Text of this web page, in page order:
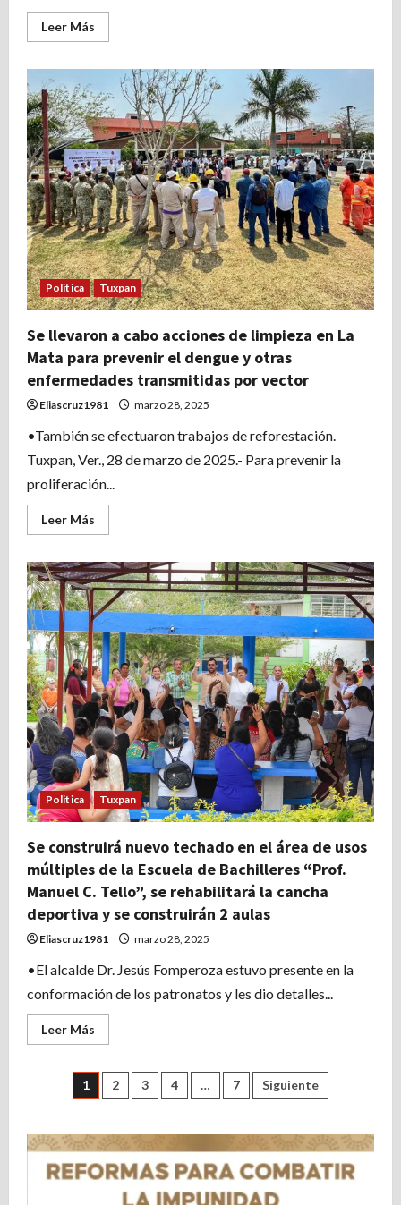
Leer Más
más
CETMAR
N°
20
tendrá
techado,
cancha
deportiva
y
un
aula
CAED.
Ya
se
conformaron
los
comités
de
obras
y
construcción
en
breve
Politica Tuxpan
Se llevaron a cabo acciones de limpieza en La
Mata para prevenir el dengue y otras
enfermedades transmitidas por vector
Eliascruz1981 marzo 28, 2025
•También se efectuaron trabajos de reforestación.
Tuxpan, Ver., 28 de marzo de 2025.- Para prevenir la
proliferación...
Leer Más
más
Se
llevaron
a
cabo
acciones
de
limpieza
en
La
Mata
para
prevenir
el
dengue
y
otras
enfermedades
transmitidas
por
vector
Politica Tuxpan
Se construirá nuevo techado en el área de usos
múltiples de la Escuela de Bachilleres “Prof.
Manuel C. Tello”, se rehabilitará la cancha
deportiva y se construirán 2 aulas
Eliascruz1981 marzo 28, 2025
•El alcalde Dr. Jesús Fomperoza estuvo presente en la
conformación de los patronatos y les dio detalles...
Leer Más
más
construirá
nuevo
el
área
de
usos
múltiples
Paginación
de
entradas
1 2 3 4 … 7 Siguiente